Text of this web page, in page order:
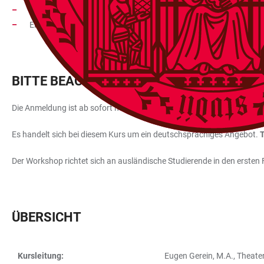
Gestik und Mimik
Einsatz der Stimme
BITTE BEACHTEN SIE
Die Anmeldung ist ab sofort möglich.
Es handelt sich bei diesem Kurs um ein deutschsprachiges Angebot.
Der Workshop richtet sich an ausländische Studierende in den
ÜBERSICHT
Kursleitung: Eugen Gerein, M.A.,